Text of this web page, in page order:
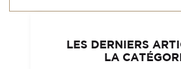
LES DERNIERS
LA